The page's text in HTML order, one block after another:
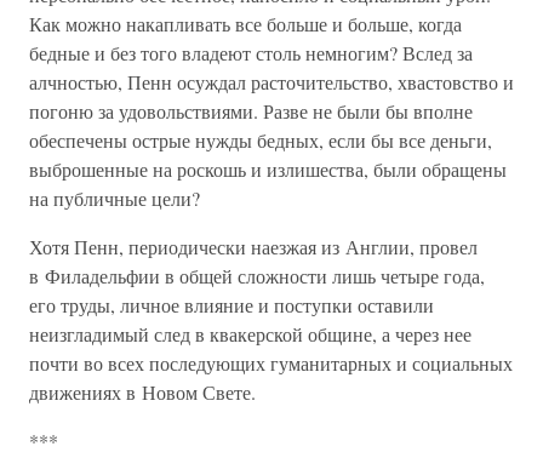
Как можно накапливать все больше и больше, когда
бедные и без того владеют столь немногим? Вслед за
алчностью, Пенн осуждал расточительство, хвастовство и
погоню за удовольствиями. Разве не были бы вполне
обеспечены острые нужды бедных, если бы все деньги,
выброшенные на роскошь и излишества, были обращены
на публичные цели?
Хотя Пенн, периодически наезжая из Англии, провел
в Филадельфии в общей сложности лишь четыре года,
его труды, личное влияние и поступки оставили
неизгладимый след в квакерской общине, а через нее
почти во всех последующих гуманитарных и социальных
движениях в Новом Свете.
***